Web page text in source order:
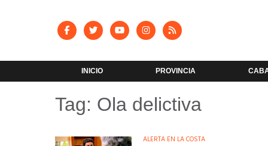
INICIO PROVINCIA
Tag: Ola delictiva
ALERTA EN LA COSTA